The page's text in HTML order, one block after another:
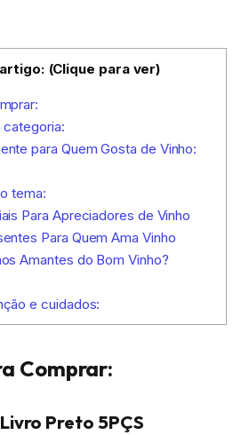
(Clique para ver)
categoria:
para Quem Gosta de Vinho:
tema:
Para Apreciadores de Vinho
Para Quem Ama Vinho
Amantes do Bom Vinho?
e cuidados:
Comprar:
Preto 5PÇS